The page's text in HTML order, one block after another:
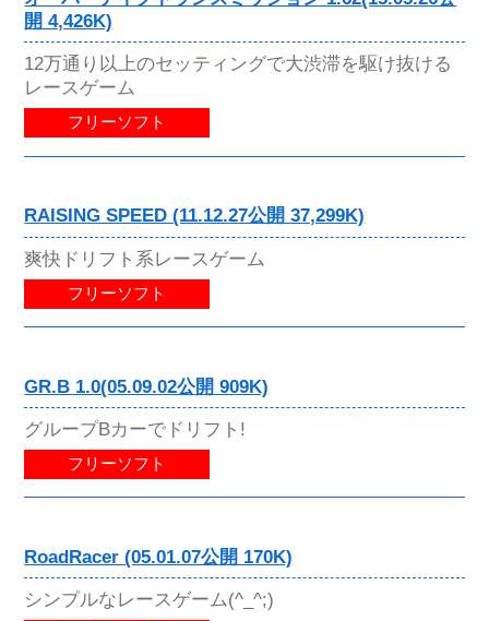
開 4,426K)
12万通り以上のセッティングで大渋滞を駆け抜ける
レースゲーム
フリーソフト
RAISING SPEED (11.12.27公開 37,299K)
爽快ドリフト系レースゲーム
フリーソフト
GR.B 1.0(05.09.02公開 909K)
グループBカーでドリフト!
フリーソフト
RoadRacer (05.01.07公開 170K)
シンプルなレースゲーム(^_^;)